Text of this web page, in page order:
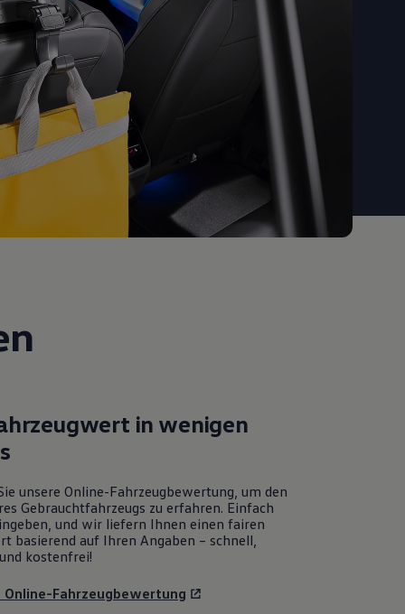
in wenigen
unsere Online-Fahrzeugbewertung, um den
Gebrauchtfahrzeugs zu erfahren. Einfach
und wir liefern Ihnen einen fairen
basierend auf Ihren Angaben – schnell,
kostenfrei!
Online-Fahrzeugbewertung